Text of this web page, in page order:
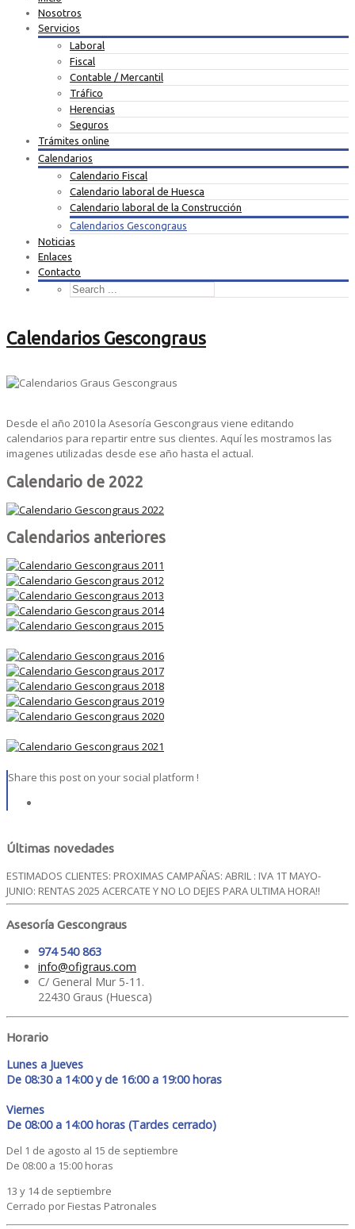
Nosotros
Servicios
Laboral
Fiscal
Contable / Mercantil
Tráfico
Herencias
Seguros
Trámites online
Calendarios
Calendario Fiscal
Calendario laboral de Huesca
Calendario laboral de la Construcción
Calendarios Gescongraus
Noticias
Enlaces
Contacto
Calendarios Gescongraus
Desde el año 2010 la Asesoría Gescongraus viene editando
calendarios para repartir entre sus clientes. Aquí les mostramos las
imagenes utilizadas desde ese año hasta el actual.
Calendario de 2022
Calendarios anteriores
Share this post on your social platform !
Últimas novedades
ESTIMADOS CLIENTES: PROXIMAS CAMPAÑAS: ABRIL : IVA 1T MAYO-
JUNIO: RENTAS 2025 ACERCATE Y NO LO DEJES PARA ULTIMA HORA!!
Asesoría Gescongraus
974 540 863
info@ofigraus.com
C/ General Mur 5-11.
22430 Graus (Huesca)
Horario
Lunes a Jueves
De 08:30 a 14:00 y de 16:00 a 19:00 horas
Viernes
De 08:00 a 14:00 horas (Tardes cerrado)
Del 1 de agosto al 15 de septiembre
De 08:00 a 15:00 horas
13 y 14 de septiembre
Cerrado por Fiestas Patronales